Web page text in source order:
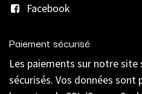
Facebook
Paiement sécurisé
Les paiements sur notre
sécurisés. Vos données